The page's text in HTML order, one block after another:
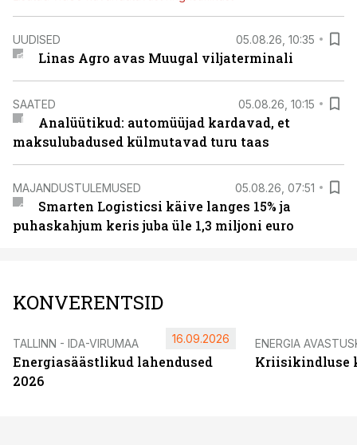
UUDISED 05.08.26, 10:35
Linas Agro avas Muugal viljaterminali
SAATED 05.08.26, 10:15
Analüütikud: automüüjad kardavad, et
maksulubadused külmutavad turu taas
MAJANDUSTULEMUSED 05.08.26, 07:51
Smarten Logisticsi käive langes 15% ja
puhaskahjum keris juba üle 1,3 miljoni euro
KONVERENTSID
TALLINN - IDA-VIRUMAA
Energiasäästlikud lahendused
2026
16.09.2026 ENERGIA
Kriisikindluse